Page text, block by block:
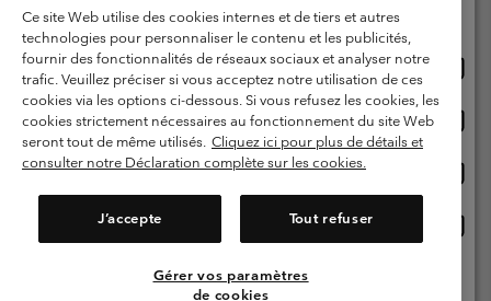
Garanties Légales
Politique de confidentialité
Conditions d'utilisation - Membres
Conditions D'utilisation - Contenu généré par l'utilisateur
Impressum
Cookies
Ce site Web utilise des cookies internes et de tiers et autres
technologies pour personnaliser le contenu et les publicités,
fournir des fonctionnalités de réseaux sociaux et analyser notre
trafic. Veuillez préciser si vous acceptez notre utilisation de ces
cookies via les options ci-dessous. Si vous refusez les cookies, les
cookies strictement nécessaires au fonctionnement du site Web
seront tout de même utilisés. Cliquez ici pour plus de détails et
consulter notre Déclaration complète sur les cookies.
J’accepte Tout refuser
Gérer vos paramètres
de cookies
Achats en ligne disponibles
United States
ligne
Belgium-English
ligne
Belgium-Français
ligne
Belgium-Dutch
Voir Tous Les Pays